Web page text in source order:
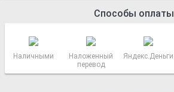
Способы оплаты
Наличными
Наложенный
перевод
Яндекс.Деньги